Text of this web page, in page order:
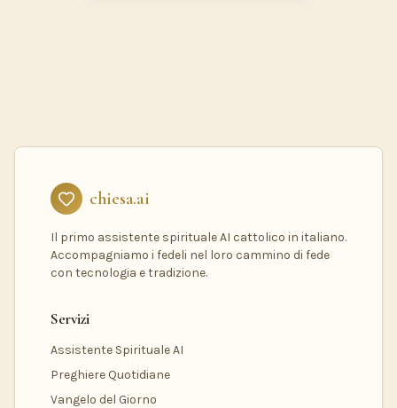
chiesa.ai
Il primo assistente spirituale AI cattolico in italiano.
Accompagniamo i fedeli nel loro cammino di fede
con tecnologia e tradizione.
Servizi
Assistente Spirituale AI
Preghiere Quotidiane
Vangelo del Giorno